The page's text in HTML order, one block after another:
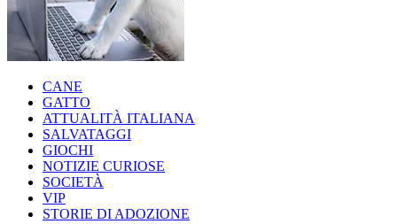
CANE
GATTO
ATTUALITÀ ITALIANA
SALVATAGGI
GIOCHI
NOTIZIE CURIOSE
SOCIETÀ
VIP
STORIE DI ADOZIONE